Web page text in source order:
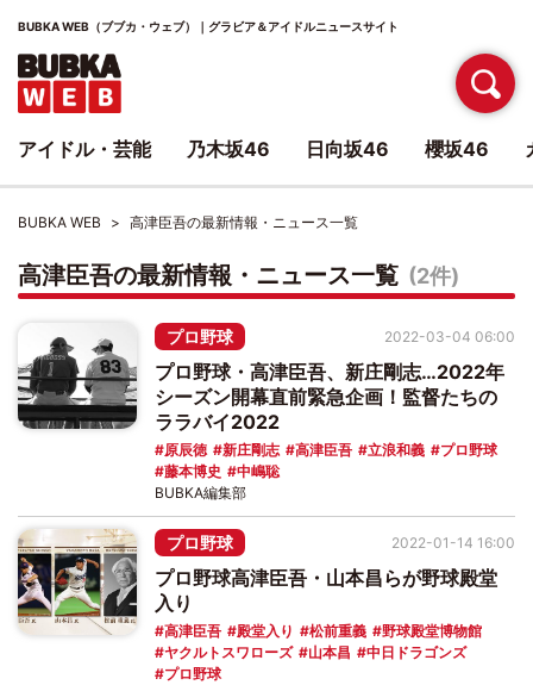
BUBKA WEB（ブブカ・ウェブ）｜グラビア＆アイドルニュースサイト
BUBKA WEB 高津臣吾の最新情報・ニュース一覧
高津臣吾の最新情報・ニュース一覧 (2件)
プロ野球
プロ野球・高津臣吾、新庄剛志…2022年
シーズン開幕直前緊急企画！監督たちの
ララバイ2022
原辰徳 新庄剛志 高津臣吾 立浪和義
プロ野球
藤本博史
中嶋聡
2022-03-04 06:00
BUBKA編集部
プロ野球
プロ野球高津臣吾・山本昌らが野球殿堂
入り
高津臣吾 殿堂入り 松前重義
野球殿堂博物館
ヤクルトスワローズ
山本昌
中日ドラゴンズ
プロ野球
2022-01-14 16:00
アイドル・芸能 乃木坂46 日向坂46 櫻坂46